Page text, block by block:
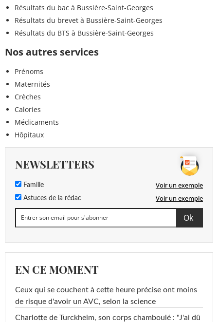
Résultats du bac à Bussière-Saint-Georges
Résultats du brevet à Bussière-Saint-Georges
Résultats du BTS à Bussière-Saint-Georges
Nos autres services
Prénoms
Maternités
Crèches
Calories
Médicaments
Hôpitaux
NEWSLETTERS
Famille Voir un exemple
Astuces de la rédac Voir un exemple
EN CE MOMENT
Ceux qui se couchent à cette heure précise ont moins
de risque d'avoir un AVC, selon la science
Charlotte de Turckheim, son corps chamboulé : "J'ai dû